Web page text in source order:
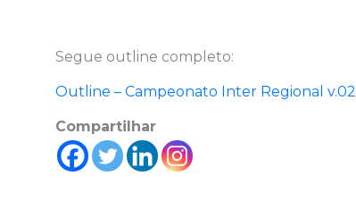
Segue outline completo:
Outline – Campeonato Inter Regional v.02
Compartilhar